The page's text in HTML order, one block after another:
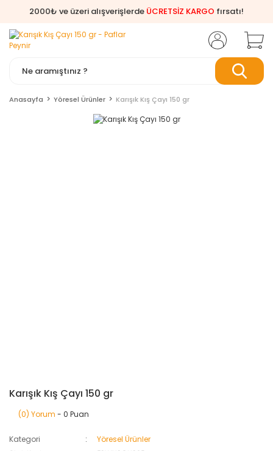
2000₺ ve üzeri alışverişlerde ÜCRETSİZ KARGO fırsatı!
Anasayfa Yöresel Ürünler Karışık Kış Çayı 150 gr
Karışık Kış Çayı 150 gr
(0) Yorum - 0 Puan
Kategori
Yöresel Ürünler